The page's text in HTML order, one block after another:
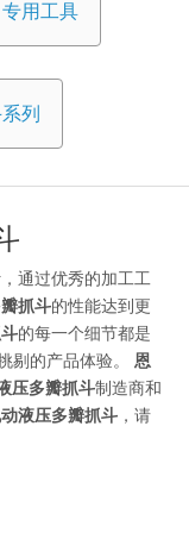
专用工具
列
通过优秀的加工工
抓斗的性能达到更
的每一个细节都是
剔的产品体验。 恩
压多瓣抓斗制造商和
液压多瓣抓斗 ，请